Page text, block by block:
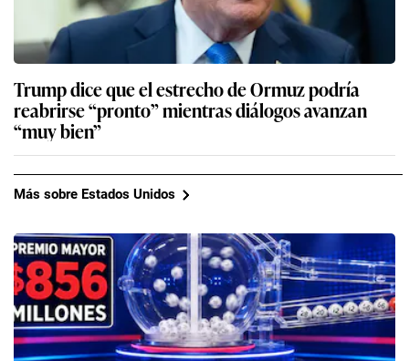
Trump dice que el estrecho de Ormuz podría
reabrirse “pronto” mientras diálogos avanzan
“muy bien”
Más sobre Estados Unidos